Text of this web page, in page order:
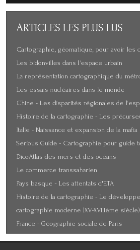
ARTICLES LES PLUS LUS
Cartographie, géomatique, pour avoir les
Les bidonvilles dans l'espace urbain
La représentation cartographique du
Les essais nucléaires dans le monde
Chine - Les disparités régionales de
Histoire de la cartographie - Les
Italie - Naissance et expansion de la mafia
Serious Guide - Cartographie pour guide
DicoAtlas des mers et des océans
Le commerce transsaharien
Pays basque - Les attentats d'ETA
Histoire de la cartographie - Le
cartographie moderne (XV-XVIIIème siècle)
France - Géographie sociale de Paris